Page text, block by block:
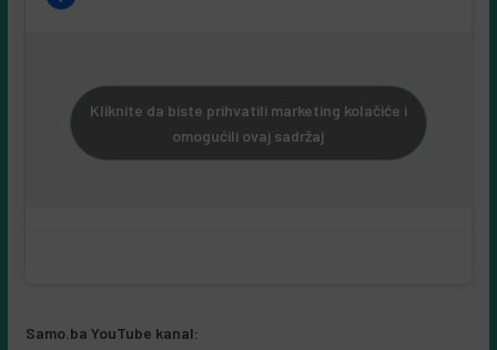
Kliknite da biste prihvatili marketing kolačiće i
omogućili ovaj sadržaj
Samo.ba YouTube kanal: